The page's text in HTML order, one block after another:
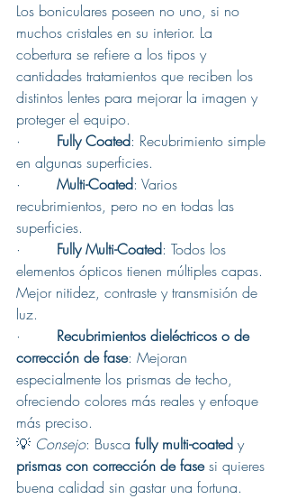
Los boniculares poseen no uno, si no
muchos cristales en su interior. La
cobertura se refiere a los tipos y
cantidades tratamientos que reciben los
distintos lentes para mejorar la imagen y
proteger el equipo.
· Fully Coated: Recubrimiento simple
en algunas superficies.
· Multi-Coated: Varios
recubrimientos, pero no en todas las
superficies.
· Fully Multi-Coated: Todos los
elementos ópticos tienen múltiples capas.
Mejor nitidez, contraste y transmisión de
luz.
· Recubrimientos dieléctricos o de
corrección de fase: Mejoran
especialmente los prismas de techo,
ofreciendo colores más reales y enfoque
más preciso.
💡 Consejo: Busca fully multi-coated y
prismas con corrección de fase si quieres
buena calidad sin gastar una fortuna.